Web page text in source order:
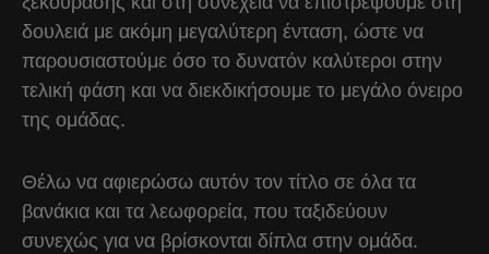
δουλειά με ακόμη μεγαλύτερη ένταση, ώστε να
παρουσιαστούμε όσο το δυνατόν καλύτεροι στην
τελική φάση και να διεκδικήσουμε το μεγάλο όνειρο
της ομάδας.
Θέλω να αφιερώσω αυτόν τον τίτλο σε όλα τα
βανάκια και τα λεωφορεία, που ταξιδεύουν
συνεχώς για να βρίσκονται δίπλα στην ομάδα.